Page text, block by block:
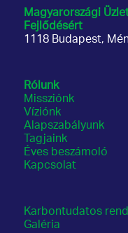
Magyarországi
Fejlődésért
1118 Budapest,
Rólunk
Missziónk
Víziónk
Alapszabályunk
Tagjaink
Éves beszámoló
Kapcsolat
Karbontudatos
Galéria